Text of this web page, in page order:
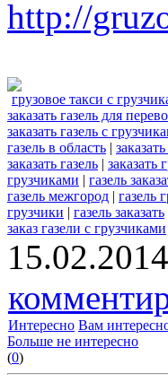
http://
грузовое такси с
заказать газель для
заказать газель с
газель в область |
заказать газель | заказать
грузчиками | газель
газель межгород | газель
грузчики | газель заказать
заказ газели с грузчиками
Интересно Вам
Больше не интересно
(0)